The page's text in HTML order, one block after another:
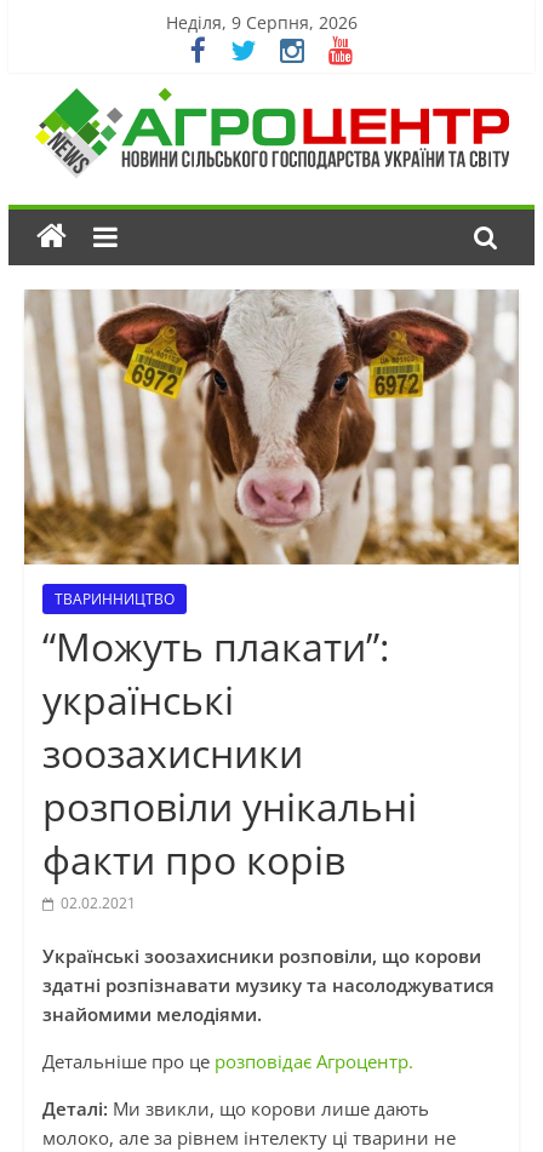
Неділя, 9 Серпня, 2026
ТВАРИННИЦТВО
“Можуть плакати”:
українські
зоозахисники
розповіли унікальні
факти про корів
02.02.2021
Українські зоозахисники розповіли, що корови
здатні розпізнавати музику та насолоджуватися
знайомими мелодіями.
Детальніше про це розповідає Агроцентр.
Деталі: Ми звикли, що корови лише дають
молоко, але за рівнем інтелекту ці тварини не